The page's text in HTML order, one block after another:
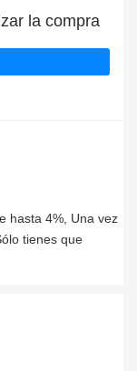
la compra
hasta 4%, Una vez
tienes que